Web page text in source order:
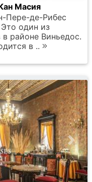
Масия
Пере-де-Рибес
Это один из
районе Виньедос.
в ..